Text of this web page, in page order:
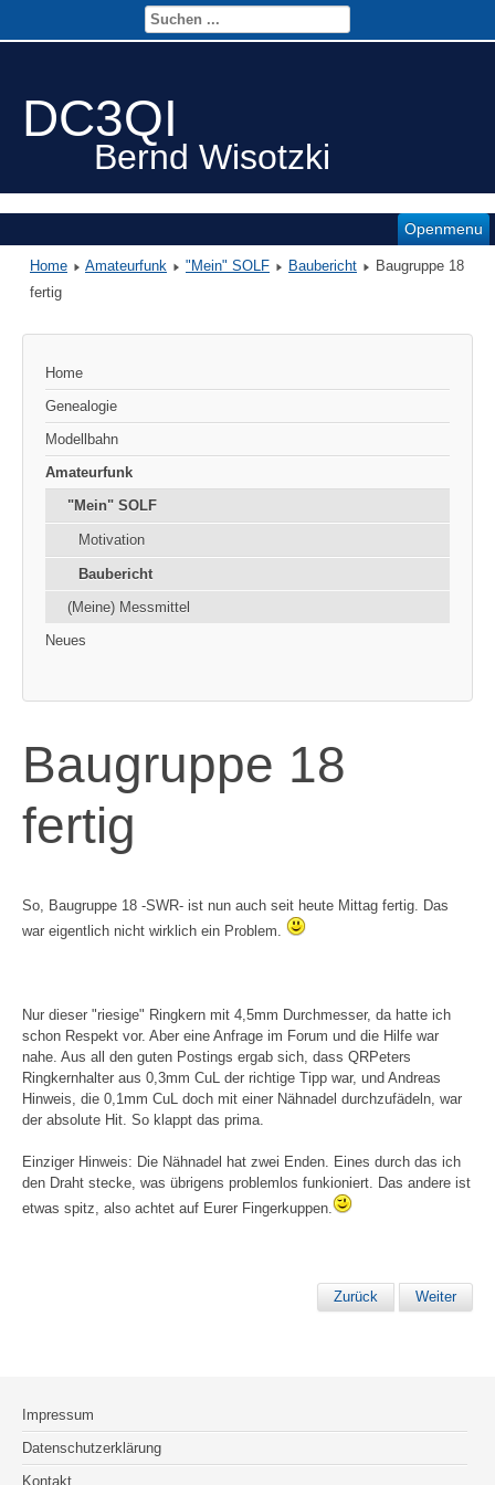
DC3QI
Bernd Wisotzki
Openmenu
Home Amateurfunk "Mein" SOLF Baubericht
Baugruppe 18
fertig
Home
Genealogie
Modellbahn
Amateurfunk
"Mein" SOLF
Motivation
Baubericht
(Meine) Messmittel
Neues
Baugruppe 18
fertig
So, Baugruppe 18 -SWR- ist nun auch seit heute Mittag fertig. Das
war eigentlich nicht wirklich ein Problem.
Nur dieser "riesige" Ringkern mit 4,5mm Durchmesser, da hatte ich
schon Respekt vor. Aber eine Anfrage im Forum und die Hilfe war
nahe. Aus all den guten Postings ergab sich, dass QRPeters
Ringkernhalter aus 0,3mm CuL der richtige Tipp war, und Andreas
Hinweis, die 0,1mm CuL doch mit einer Nähnadel durchzufädeln, war
der absolute Hit. So klappt das prima.
Einziger Hinweis: Die Nähnadel hat zwei Enden. Eines durch das ich
den Draht stecke, was übrigens problemlos funkioniert. Das andere ist
etwas spitz, also achtet auf Eurer Fingerkuppen.
Zurück Weiter
Impressum
Datenschutzerklärung
Kontakt